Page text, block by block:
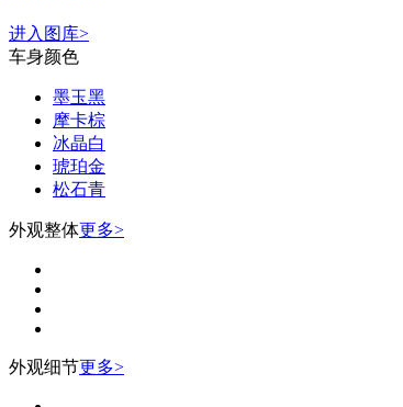
进入图库>
车身颜色
墨玉黑
摩卡棕
冰晶白
琥珀金
松石青
外观整体更多>
外观细节更多>